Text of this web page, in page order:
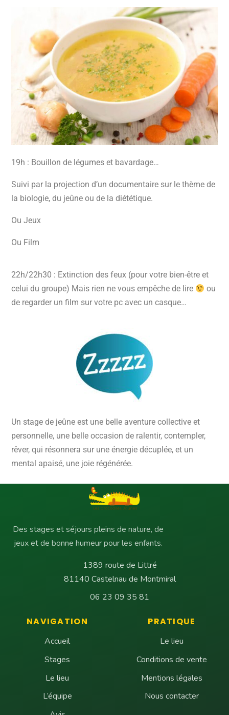
19h : Bouillon de légumes et bavardage…
Suivi par la projection d’un documentaire sur le thème de
la biologie, du jeûne ou de la diététique.
Ou Jeux
Ou Film
22h/22h30 : Extinction des feux (pour votre bien-être et
celui du groupe) Mais rien ne vous empêche de lire
ou
de regarder un film sur votre pc avec un casque…
Un stage de jeûne est une belle aventure collective et
personnelle, une belle occasion de ralentir, contempler,
rêver, qui résonnera sur une énergie décuplée, et un
mental apaisé, une joie régénérée.
Des stages et séjours pleins de nature, de
jeux et de bonne humeur pour les enfants.
1389 route de Littré
81140 Castelnau de Montmiral
06 23 09 35 81
NAVIGATION
Accueil
Stages
Le lieu
L’équipe
PRATIQUE
Le lieu
Conditions de vente
Mentions légales
Nous contacter